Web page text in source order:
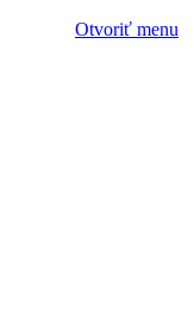
Otvoriť menu